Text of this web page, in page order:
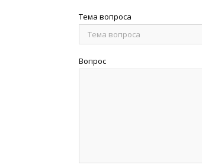
Тема вопроса
Вопрос